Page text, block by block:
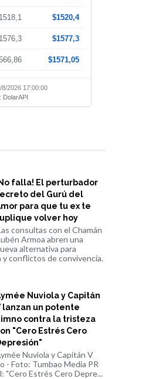
$1520,4
$1577,3
$1571,05
2026 17:00:00
DolarAPI
falla! El perturbador
del Gurú del
para que tu ex te
volver hoy
consultas con el Chamán
Armoa abren una
alternativa para
y conflictos de convivencia.
Nuviola y Capitán
lanzan un potente
contra la tristeza
"Cero Estrés Cero
Nuviola y Capitán V
- Foto: Tumbao Media PR
"Cero Estrés Cero Depre...